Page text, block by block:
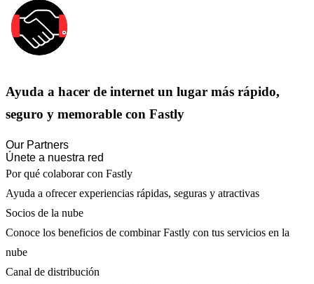
Ayuda a hacer de internet un lugar más rápido,
seguro y memorable con Fastly
Our Partners
Únete a nuestra red
Por qué colaborar con Fastly
Ayuda a ofrecer experiencias rápidas, seguras y atractivas
Socios de la nube
Conoce los beneficios de combinar Fastly con tus servicios en la
nube
Canal de distribución